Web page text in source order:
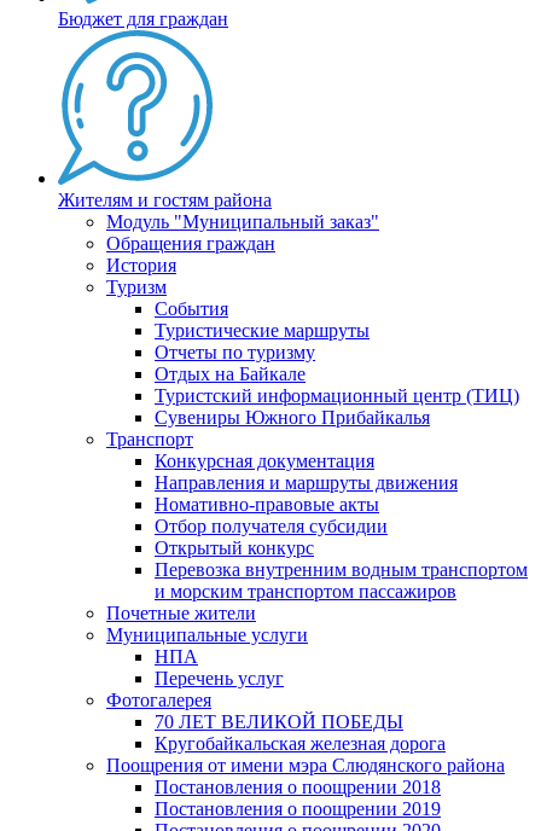
Бюджет для граждан
Жителям и гостям района
Модуль "Муниципальный заказ"
Обращения граждан
История
Туризм
События
Туристические маршруты
Отчеты по туризму
Отдых на Байкале
Туристский информационный центр (ТИЦ)
Сувениры Южного Прибайкалья
Транспорт
Конкурсная документация
Направления и маршруты движения
Номативно-правовые акты
Отбор получателя субсидии
Открытый конкурс
Перевозка внутренним водным транспортом
и морским транспортом пассажиров
Почетные жители
Муниципальные услуги
НПА
Перечень услуг
Фотогалерея
70 ЛЕТ ВЕЛИКОЙ ПОБЕДЫ
Кругобайкальская железная дорога
Поощрения от имени мэра Слюдянского района
Постановления о поощрении 2018
Постановления о поощрении 2019